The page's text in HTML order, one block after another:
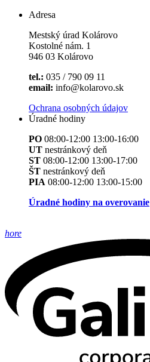
Adresa
Mestský úrad Kolárovo
Kostolné nám. 1
946 03 Kolárovo
tel.: 035 / 790 09 11
email: info@kolarovo.sk
Ochrana osobných údajov
Úradné hodiny
PO 08:00-12:00 13:00-16:00
UT nestránkový deň
ST 08:00-12:00 13:00-17:00
ŠT nestránkový deň
PIA 08:00-12:00 13:00-15:00
Úradné hodiny na overovanie
hore